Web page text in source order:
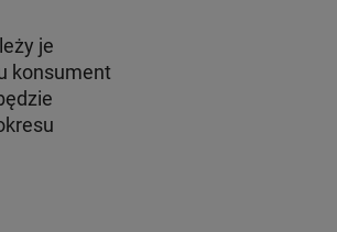
je
konsument